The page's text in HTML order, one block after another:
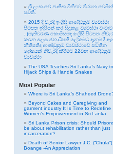
ශ්‍රී ලංකාවේ ජාතික විහිළුව තිරගත වෙමින්
පවතී.
2015 දී වැරදි ඉංග්‍රීසි ආණ්ඩුක්‍රම ව්‍යවස්ථා
පිටපත ඉදිරිපත් කර සිදුකළ ව්‍යවස්ථා වංචාව..
..(මැතිවරණ කොමිසමද ඉංග්‍රීසි පිටපත
කරන ලෙස ජනාධිපති ලේකම්ට දැනුම් දී
නීතිපතිද ආණ්ඩුක්‍රම ව්‍යවස්ථාවේ පවතින
දෝෂයක් නිවැරදි කිරීමට 22වන ආණ්ඩුක්‍රම
ව්‍යවස්ථා
The USA Teaches Sri Lanka’s Navy to
Hijack Ships & Handle Snakes
Most Popular
Where is Sri Lanka’s Shaheed
Beyond Cakes and Caregiving and
garment industry It Is Time to Redefine
Women’s Empowerment in Sri Lanka
Sri Lanka Prison crisis: Should
be about rehabilitation rather than just
incarceration?
Death of Senior Lawyer J.C. (“Chula”)
Boange -An Appreciation